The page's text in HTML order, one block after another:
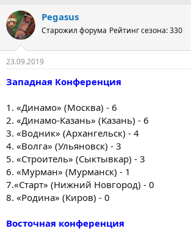
Pegasus
Старожил форума Рейтинг сезона: 330
23.09.2019
Западная Конференция
1. «Динамо» (Москва) - 6
2. «Динамо-Казань» (Казань) - 6
3. «Водник» (Архангельск) - 4
4. «Волга» (Ульяновск) - 3
5. «Строитель» (Сыктывкар) - 3
6. «Мурман» (Мурманск) - 1
7.«Старт» (Нижний Новгород) - 0
8. «Родина» (Киров) - 0
Восточная конференция